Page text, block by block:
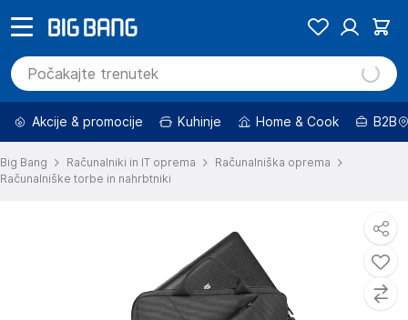
Akcije & promocije Kuhinje Home & Cook B2B
Big Bang Računalniki in IT oprema
Računalniška oprema
Računalniške torbe in nahrbtniki